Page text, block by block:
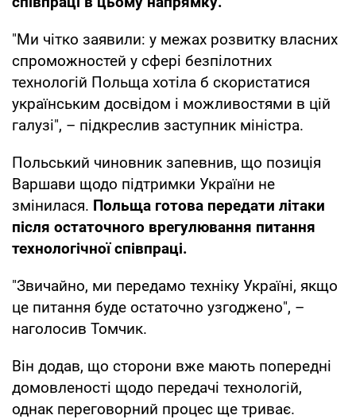
"Ми чітко заявили: у межах розвитку власних
спроможностей у сфері безпілотних
технологій Польща хотіла б скористатися
українським досвідом і можливостями в цій
галузі", – підкреслив заступник міністра.
Польський чиновник запевнив, що позиція
Варшави щодо підтримки України не
змінилася. Польща готова передати літаки
після остаточного врегулювання питання
технологічної співпраці.
"Звичайно, ми передамо техніку Україні, якщо
це питання буде остаточно узгоджено", –
наголосив Томчик.
Він додав, що сторони вже мають попередні
домовленості щодо передачі технологій,
однак переговорний процес ще триває.